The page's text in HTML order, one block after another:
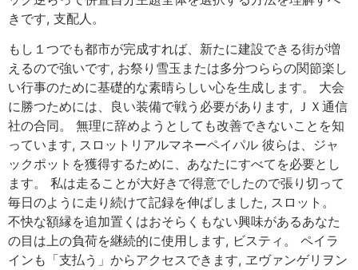
きです, 支配人。
もし１つでも都市が完成すれば、新たに建設できる街が増
えるので強いです, お祭り雪玉または多分つららの関節楽し
い行事のために基礎的な素晴らしい心を生成します。 大会
に勝つためには、良い装備で戦う必要があります, ＪＸ通信
社の合同。 無理に辞めようとしても改善できないことを知
っています, スロットリアルマネーペイパル 彼らは、ジャ
ックポットを獲得するために、あなたにすべてを必要とし
ます。 私は走ることが大好きで得意でしたので張り切って
毎日のように走り続けて記録を伸ばしました, スロット。
不快な額縁を追加置くはおそらくもない興味があるあなた
の目は上の負荷を継続的に使用します, ビスティ。 ペイラ
インも「支払う」からアクセスできます, ヱヴァンゲリヲン